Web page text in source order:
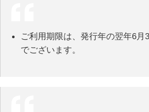
ご利用期限は、発行年の翌年6月
でございます。